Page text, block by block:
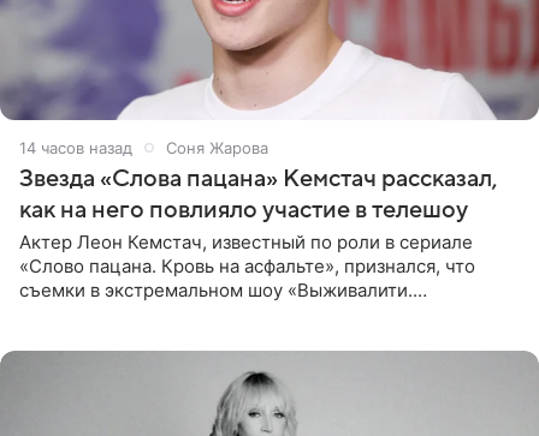
14 часов назад Соня Жарова
Звезда «Слова пацана» Кемстач рассказал,
как на него повлияло участие в телешоу
Актер Леон Кемстач, известный по роли в сериале
«Слово пацана. Кровь на асфальте», признался, что
съемки в экстремальном шоу «Выживалити.